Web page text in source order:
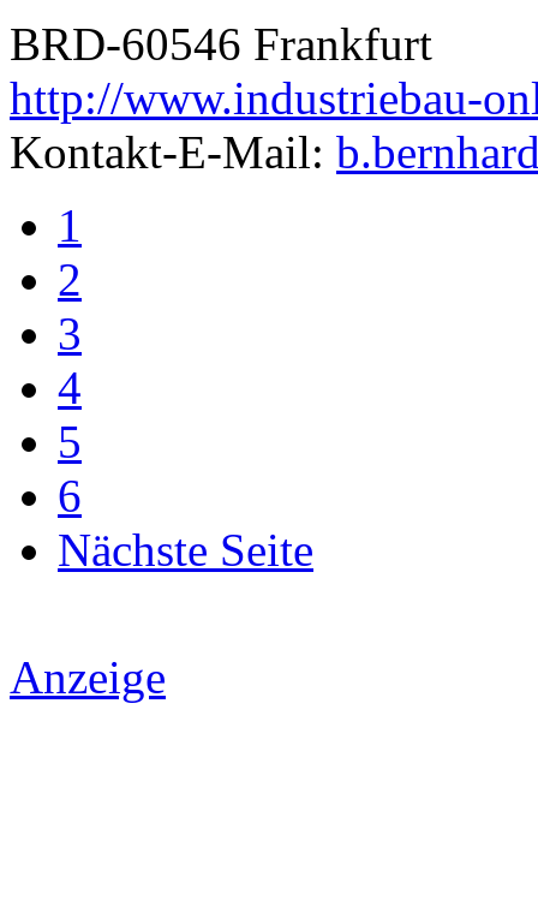
BRD-60546 Frankfurt
http://www.industriebau-
Kontakt-E-Mail:
1
2
3
4
5
6
Nächste Seite
Anzeige